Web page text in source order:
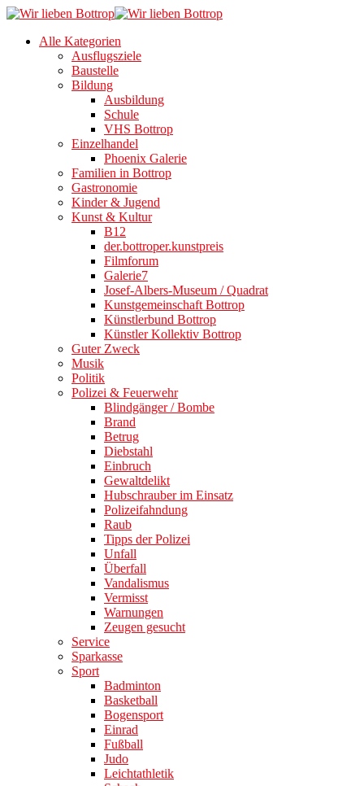
Alle Kategorien
Ausflugsziele
Baustelle
Bildung
Ausbildung
Schule
VHS Bottrop
Einzelhandel
Phoenix Galerie
Familien in Bottrop
Gastronomie
Kinder & Jugend
Kunst & Kultur
B12
der.bottroper.kunstpreis
Filmforum
Galerie7
Josef-Albers-Museum / Quadrat
Kunstgemeinschaft Bottrop
Künstlerbund Bottrop
Künstler Kollektiv Bottrop
Guter Zweck
Musik
Politik
Polizei & Feuerwehr
Blindgänger / Bombe
Brand
Betrug
Diebstahl
Einbruch
Gewaltdelikt
Hubschrauber im Einsatz
Polizeifahndung
Raub
Tipps der Polizei
Unfall
Überfall
Vandalismus
Vermisst
Warnungen
Zeugen gesucht
Service
Sparkasse
Sport
Badminton
Basketball
Bogensport
Einrad
Fußball
Judo
Leichtathletik